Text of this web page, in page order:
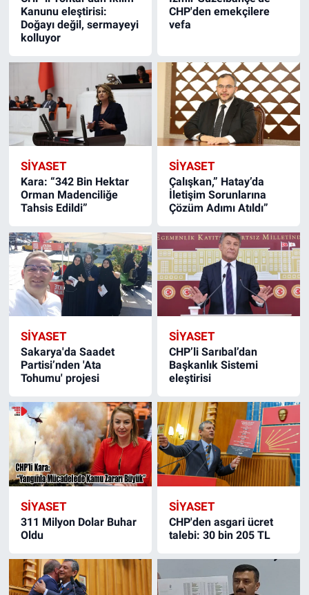
Kanunu eleştirisi:
Doğayı değil, sermayeyi
kolluyor
CHP'den emekçilere
vefa
SIYASET
Kara: “342 Bin Hektar
Orman Madenciliğe
Tahsis Edildi”
SIYASET
Çalışkan,” Hatay’da
İletişim Sorunlarına
Çözüm Adımı Atıldı”
SIYASET
Sakarya'da Saadet
Partisi’nden 'Ata
Tohumu' projesi
SIYASET
CHP’li Sarıbal’dan
Başkanlık Sistemi
eleştirisi
SIYASET
311 Milyon Dolar Buhar
Oldu
SIYASET
CHP'den asgari ücret
talebi: 30 bin 205 TL